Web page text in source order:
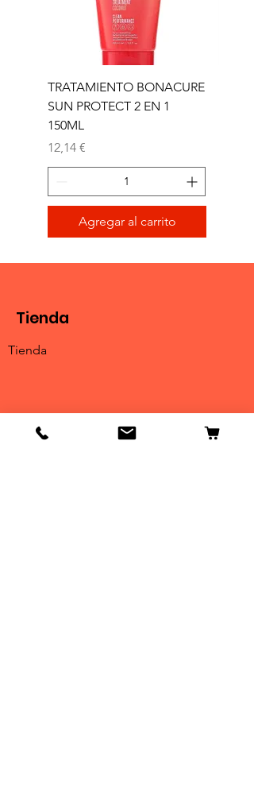
TRATAMIENTO BONACURE
SUN PROTECT 2 EN 1
150ML
Precio
12,14 €
Agregar al carrito
Tienda
Tienda